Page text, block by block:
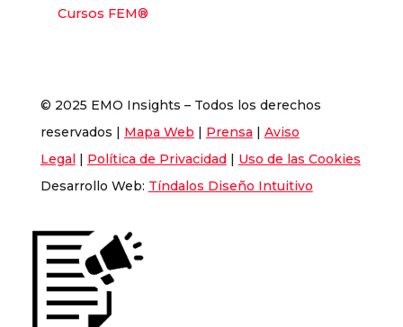
Cursos FEM®
© 2025 EMO Insights – Todos los derechos
reservados | Mapa Web Prensa
Aviso
Legal
Política de Privacidad
Uso de las Cookies
Desarrollo Web: Tíndalos Diseño Intuitivo